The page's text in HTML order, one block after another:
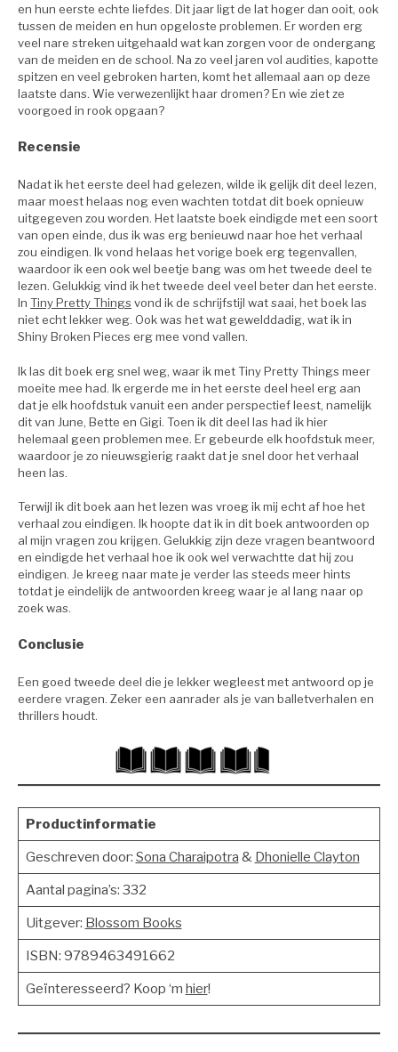
en hun eerste echte liefdes. Dit jaar ligt de lat hoger dan ooit, ook
tussen de meiden en hun opgeloste problemen. Er worden erg
veel nare streken uitgehaald wat kan zorgen voor de ondergang
van de meiden en de school. Na zo veel jaren vol audities, kapotte
spitzen en veel gebroken harten, komt het allemaal aan op deze
laatste dans. Wie verwezenlijkt haar dromen? En wie ziet ze
voorgoed in rook opgaan?
Recensie
Nadat ik het eerste deel had gelezen, wilde ik gelijk dit deel lezen,
maar moest helaas nog even wachten totdat dit boek opnieuw
uitgegeven zou worden. Het laatste boek eindigde met een soort
van open einde, dus ik was erg benieuwd naar hoe het verhaal
zou eindigen. Ik vond helaas het vorige boek erg tegenvallen,
waardoor ik een ook wel beetje bang was om het tweede deel te
lezen. Gelukkig vind ik het tweede deel veel beter dan het eerste.
In Tiny Pretty Things vond ik de schrijfstijl wat saai, het boek las
niet echt lekker weg. Ook was het wat gewelddadig, wat ik in
Shiny Broken Pieces erg mee vond vallen.
Ik las dit boek erg snel weg, waar ik met Tiny Pretty Things meer
moeite mee had. Ik ergerde me in het eerste deel heel erg aan
dat je elk hoofdstuk vanuit een ander perspectief leest, namelijk
dit van June, Bette en Gigi. Toen ik dit deel las had ik hier
helemaal geen problemen mee. Er gebeurde elk hoofdstuk meer,
waardoor je zo nieuwsgierig raakt dat je snel door het verhaal
heen las.
Terwijl ik dit boek aan het lezen was vroeg ik mij echt af hoe het
verhaal zou eindigen. Ik hoopte dat ik in dit boek antwoorden op
al mijn vragen zou krijgen. Gelukkig zijn deze vragen beantwoord
en eindigde het verhaal hoe ik ook wel verwachtte dat hij zou
eindigen. Je kreeg naar mate je verder las steeds meer hints
totdat je eindelijk de antwoorden kreeg waar je al lang naar op
zoek was.
Conclusie
Een goed tweede deel die je lekker wegleest met antwoord op je
eerdere vragen. Zeker een aanrader als je van balletverhalen en
thrillers houdt.
Productinformatie
Geschreven door: Sona Charaipotra & Dhonielle Clayton
Aantal pagina’s: 332
Uitgever: Blossom Books
ISBN: 9789463491662
Geïnteresseerd? Koop ‘m hier!